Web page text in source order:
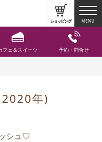
フェ＆スイーツ 予約・問合せ
ショッピング MENU
年)
シュ♡